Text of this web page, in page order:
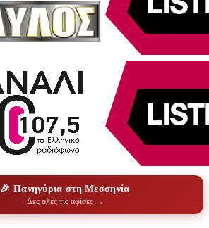
🎉 Πανηγύρια στη Μεσσηνία
Δες όλες τις αφίσες →